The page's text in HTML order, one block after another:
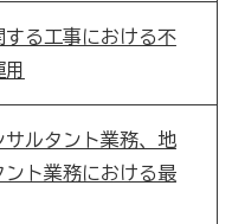
る工事における不
ルタント業務、地
ト業務における最